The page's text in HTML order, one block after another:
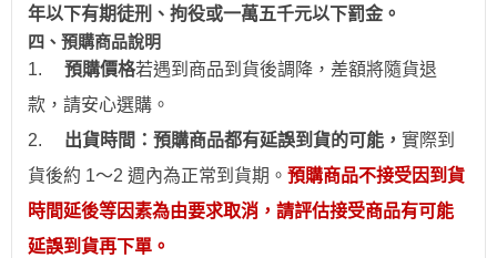
年以下有期徒刑、拘役或一萬五千元以下罰金。
四、預購商品說明
1.
預購價格若遇到 商品到貨後調降，差額將隨貨退
款，請安心選購。
2.
出貨時間：預購商品都有延誤到貨的可能， 實際到
貨後約 1～2 週內為正常到貨期。 預購商品不接受因到貨
時間延後等因素為由要求取消，請評估接受商品有可能
延誤到貨再下單。